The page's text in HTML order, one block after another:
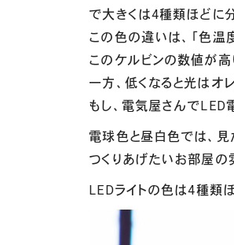
で大きくは4種類ほどに
この色の違いは、「色温
このケルビンの数値が高
一方、低くなると光はオ
もし、電気屋さんでLED
電球色と昼白色では、見
つくりあげたいお部屋の
LEDライトの色は4種類